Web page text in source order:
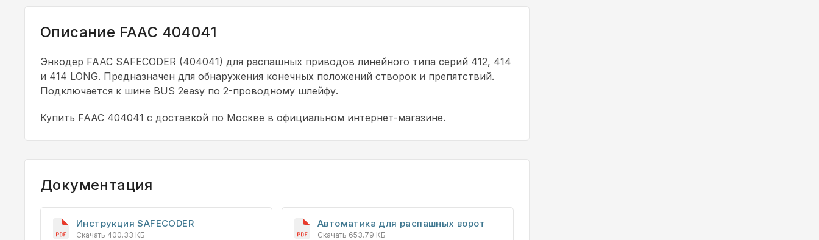
Описание FAAC 404041
Энкодер FAAC SAFECODER (404041) для распашных приводов линейного типа серий 412, 414
и 414 LONG. Предназначен для обнаружения конечных положений створок и препятствий.
Подключается к шине BUS 2easy по 2-проводному шлейфу.
Купить FAAC 404041 с доставкой по Москве в официальном интернет-магазине.
Документация
Инструкция SAFECODER
Скачать 400.33 КБ
Автоматика для распашных ворот
Скачать 653.79 КБ